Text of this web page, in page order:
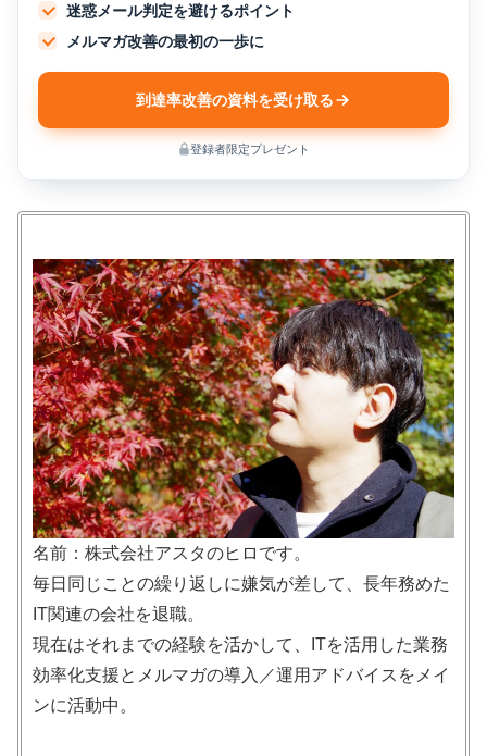
迷惑メール判定を避けるポイント
メルマガ改善の最初の一歩に
到達率改善の資料を受け取る
登録者限定プレゼント
名前：株式会社アスタのヒロです。
毎日同じことの繰り返しに嫌気が差して、長年務めた
IT関連の会社を退職。
現在はそれまでの経験を活かして、ITを活用した業務
効率化支援とメルマガの導入／運用アドバイスをメイ
ンに活動中。